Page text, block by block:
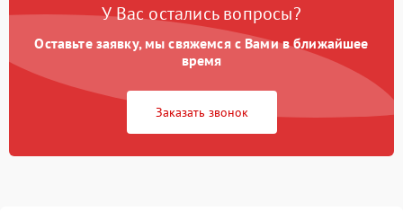
У Вас остались вопросы?
Оставьте заявку, мы свяжемся с Вами в ближайшее
время
Заказать звонок